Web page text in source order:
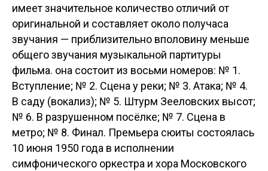
имеет значительное количество отличий от
оригинальной и составляет около получаса
звучания — приблизительно вполовину меньше
общего звучания музыкальной партитуры
фильма. она состоит из восьми номеров: № 1.
Вступление; № 2. Сцена у реки; № 3. Атака; № 4.
В саду (вокализ); № 5. Штурм Зееловских высот;
№ 6. В разрушенном посёлке; № 7. Сцена в
метро; № 8. Финал. Премьера сюиты состоялась
10 июня 1950 года в исполнении
симфонического оркестра и хора Московского